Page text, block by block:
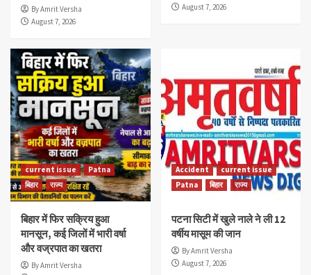
By Amrit Versha
August 7, 2026
August 7, 2026
current issue
Patna
बिहार
राज्य
बिहार में फिर सक्रिय हुआ
मानसून, कई जिलों में भारी वर्षा
और वज्रपात का खतरा
By Amrit Versha
Accident
current issue
Patna
बिहार राज्य
पटना सिटी में खुले नाले ने ली 12
वर्षीय मासूम की जान
By Amrit Versha
August 7, 2026